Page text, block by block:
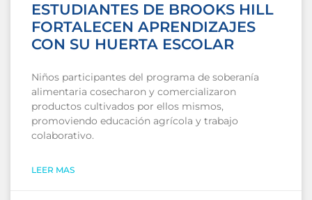
ESTUDIANTES DE BROOKS HILL
FORTALECEN APRENDIZAJES
CON SU HUERTA ESCOLAR
Niños participantes del programa de soberanía
alimentaria cosecharon y comercializaron
productos cultivados por ellos mismos,
promoviendo educación agrícola y trabajo
colaborativo.
LEER MAS